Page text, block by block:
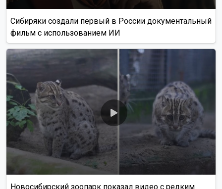
Грибники из Новосибирской области
поделились самыми вкусными рецептами
Наступил сезон грибов: новосибирцы вовсю делятся
своим урожаем. Корреспондент ОТС-Горсайта
пообщалась с местными грибниками и узнала, как
отличить моховик от поганки, и приготовить самый
вкусный ужин.
Как рассказали Горсайту местные грибники, в лесах
Новосибирской области можно отыскать борови...
Читать далее...
Видео